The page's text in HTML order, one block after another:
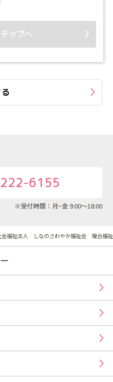
ップへ
6155
※受付時間：月~金 9:00～18:00
会福祉法人 しなのさわやか福祉会 複合福